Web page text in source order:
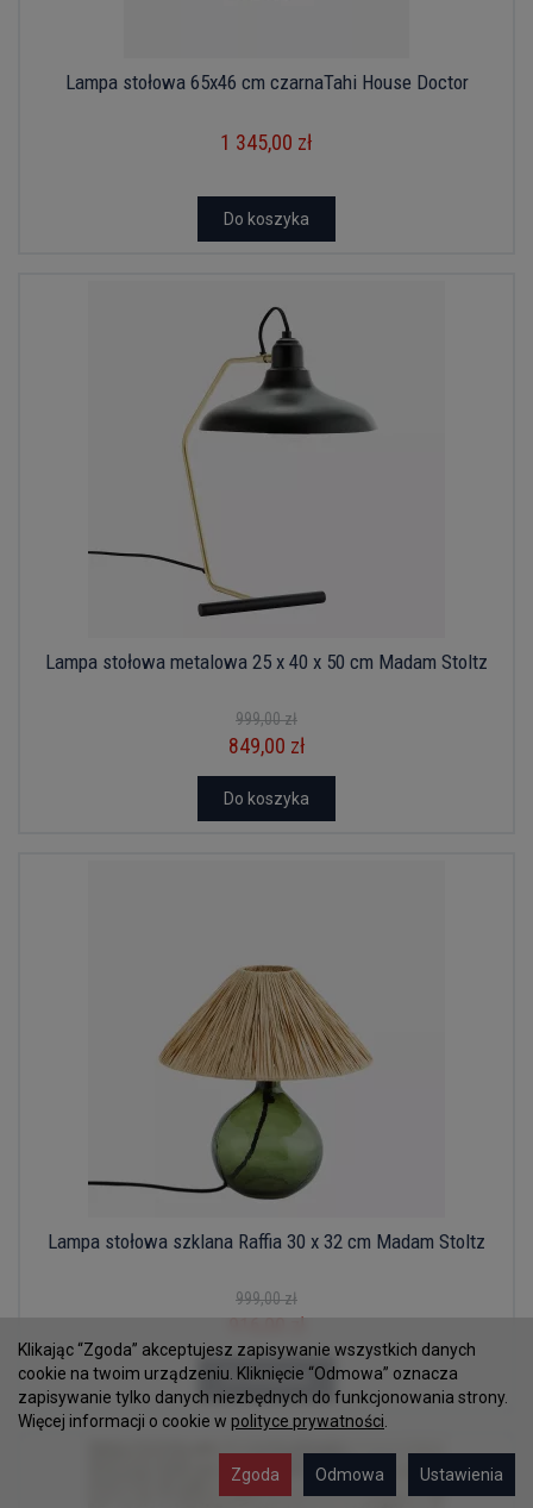
Lampa stołowa 65x46 cm czarnaTahi House Doctor
1 345,00 zł
Do koszyka
Lampa stołowa metalowa 25 x 40 x 50 cm Madam Stoltz
999,00 zł
849,00 zł
Do koszyka
Lampa stołowa szklana Raffia 30 x 32 cm Madam Stoltz
999,00 zł
916,00 zł
Do koszyka
Klikając “Zgoda” akceptujesz zapisywanie wszystkich danych
cookie na twoim urządzeniu. Kliknięcie “Odmowa” oznacza
zapisywanie tylko danych niezbędnych do funkcjonowania strony.
Więcej informacji o cookie w polityce prywatności
Ustawienia
Odmowa
Zgoda